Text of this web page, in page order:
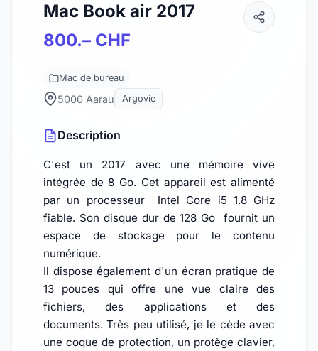
Mac Book air 2017
800.– CHF
Mac de bureau
5000 Aarau Argovie
Description
C'est un 2017 avec une mémoire vive
intégrée de 8 Go. Cet appareil est alimenté
par un processeur Intel Core i5 1.8 GHz
fiable. Son disque dur de 128 Go fournit un
espace de stockage pour le contenu
numérique.
Il dispose également d'un écran pratique de
13 pouces qui offre une vue claire des
fichiers, des applications et des
documents. Très peu utilisé, je le cède avec
une coque de protection, un protège clavier,